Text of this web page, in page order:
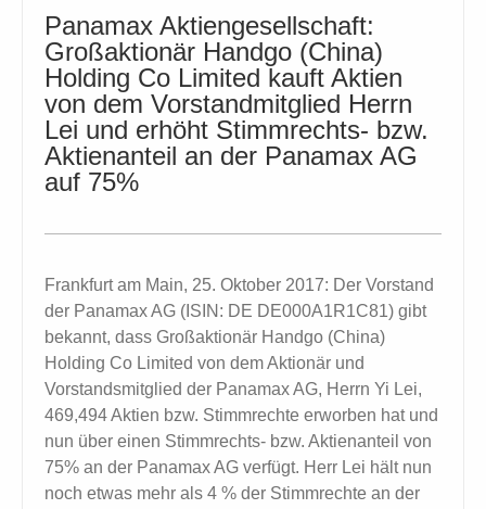
Panamax Aktiengesellschaft:
Großaktionär Handgo (China)
Holding Co Limited kauft Aktien
von dem Vorstandmitglied Herrn
Lei und erhöht Stimmrechts- bzw.
Aktienanteil an der Panamax AG
auf 75%
Frankfurt am Main, 25. Oktober 2017: Der Vorstand
der Panamax AG (ISIN: DE DE000A1R1C81) gibt
bekannt, dass Großaktionär Handgo (China)
Holding Co Limited von dem Aktionär und
Vorstandsmitglied der Panamax AG, Herrn Yi Lei,
469,494 Aktien bzw. Stimmrechte erworben hat und
nun über einen Stimmrechts- bzw. Aktienanteil von
75% an der Panamax AG verfügt. Herr Lei hält nun
noch etwas mehr als 4 % der Stimmrechte an der